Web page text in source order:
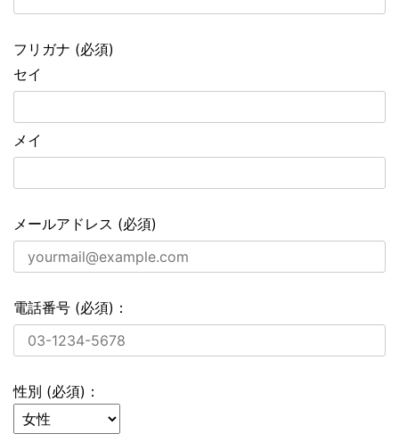
フリガナ (必須)
セイ
メイ
メールアドレス (必須)
電話番号 (必須)：
性別 (必須)：